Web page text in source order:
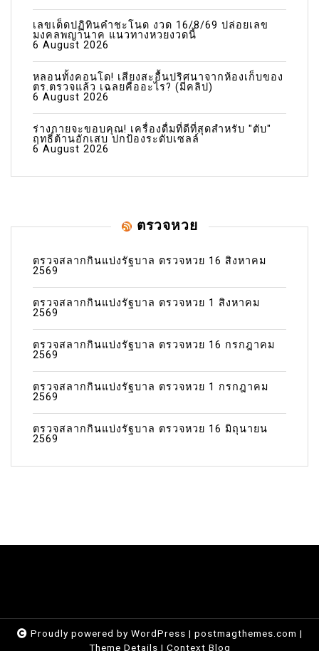
เลขเด็ดปฏิทินคำชะโนด งวด 16/8/69 ปล่อยเลข
มงคลพญานาค แนวทางหวยงวดนี้
6 August 2026
หลอนทั้งคอนโด! เสียงสะอื้นปริศนาจากห้องเก็บของ
ตร.ตรวจแล้ว เฉลยคืออะไร? (มีคลิป)
6 August 2026
ร่างกายจะขอบคุณ! เครื่องดื่มที่ดีที่สุดสำหรับ "ตับ"
ฤทธิ์ต้านอักเสบ ปกป้องระดับเซลล์
6 August 2026
ตรวจหวย
ตรวจสลากกินแบ่งรัฐบาล ตรวจหวย 16 สิงหาคม
2569
ตรวจสลากกินแบ่งรัฐบาล ตรวจหวย 1 สิงหาคม
2569
ตรวจสลากกินแบ่งรัฐบาล ตรวจหวย 16 กรกฎาคม
2569
ตรวจสลากกินแบ่งรัฐบาล ตรวจหวย 1 กรกฎาคม
2569
ตรวจสลากกินแบ่งรัฐบาล ตรวจหวย 16 มิถุนายน
2569
Proudly powered by WordPress | postmagthemes.com |
Theme Details | Context Blog